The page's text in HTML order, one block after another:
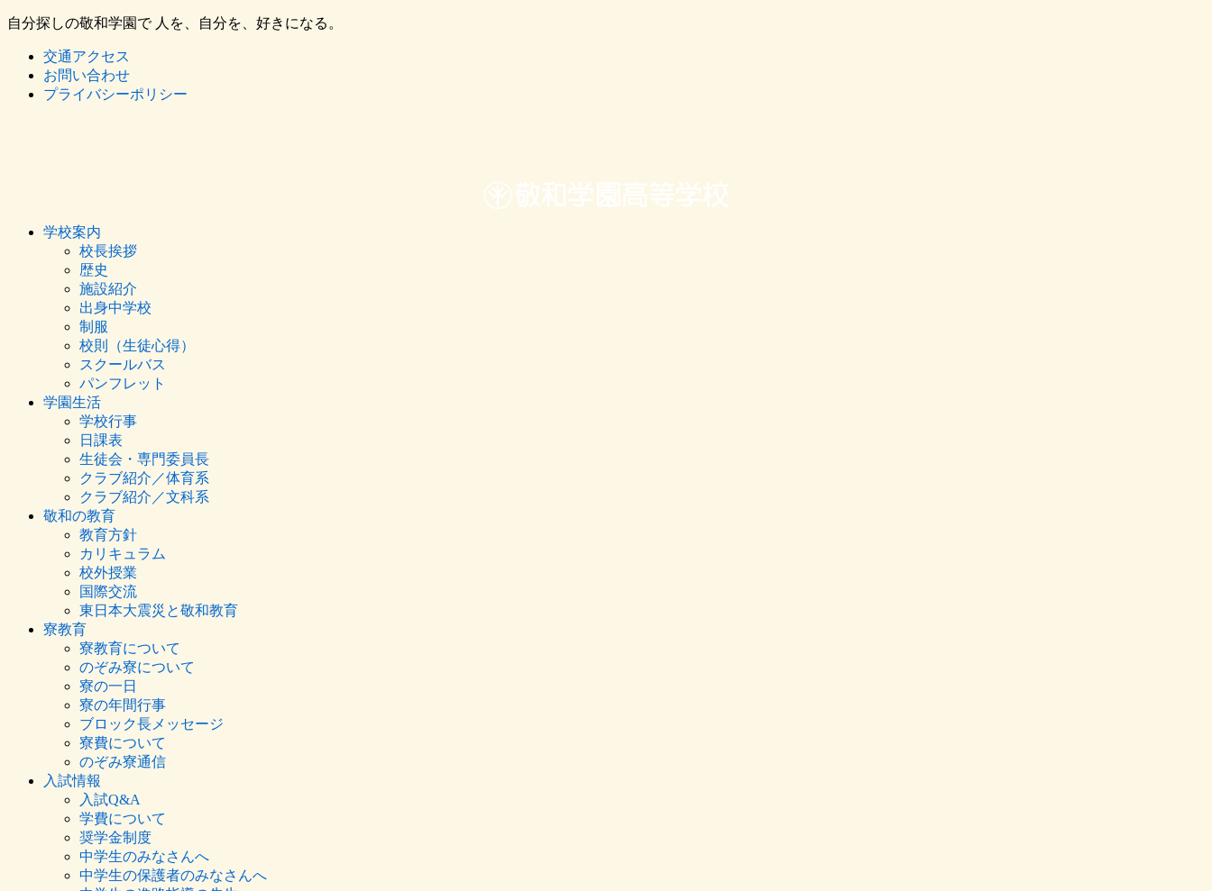
自分探しの敬和学園で 人を、自分を、好きになる。
交通アクセス
お問い合わせ
プライバシーポリシー
学校案内
校長挨拶
歴史
施設紹介
出身中学校
制服
校則（生徒心得）
スクールバス
パンフレット
学園生活
学校行事
日課表
生徒会・専門委員長
クラブ紹介／体育系
クラブ紹介／文科系
敬和の教育
教育方針
カリキュラム
校外授業
国際交流
東日本大震災と敬和教育
寮教育
寮教育について
のぞみ寮について
寮の一日
寮の年間行事
ブロック長メッセージ
寮費について
のぞみ寮通信
入試情報
入試Q&A
学費について
奨学金制度
中学生のみなさんへ
中学生の保護者のみなさんへ